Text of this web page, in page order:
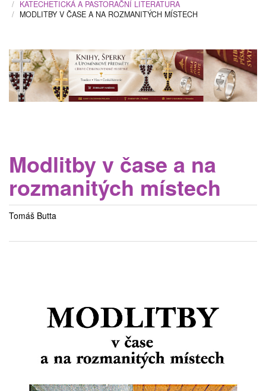
KATECHETICKÁ A PASTORAČNÍ LITERATURA
MODLITBY V ČASE A NA ROZMANITÝCH MÍSTECH
Modlitby v čase a na
rozmanitých místech
Tomáš Butta